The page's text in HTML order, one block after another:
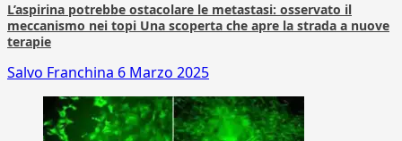
L’aspirina potrebbe ostacolare le metastasi: osservato il
meccanismo nei topi Una scoperta che apre la strada a nuove
terapie
Salvo Franchina 6 Marzo 2025